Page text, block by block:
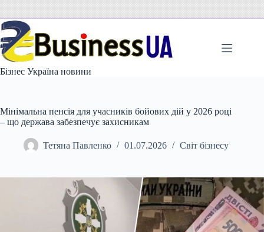
вмісту
Бізнес Україна новини
Мінімальна пенсія для учасників бойових дій у 2026 році
– що держава забезпечує захисникам
Тетяна Павленко 01.07.2026 Світ бізнесу